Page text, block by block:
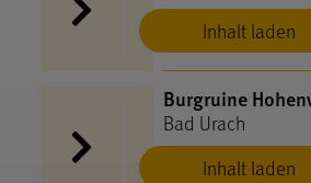
Inhalt laden
Inhalt laden
Burgruine
Bad Urach